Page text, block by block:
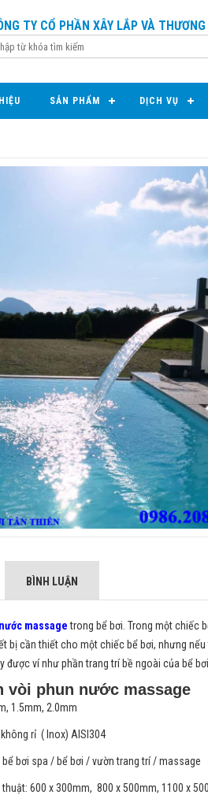
TY CỔ PHẦN XÂY LẮP VÀ
SẢN PHẨM DỊCH VỤ
BÌNH LUẬN
massagetrong bể bơi. Trong một chiếc
bị cần thiết cho một chiếc bể bơi, nhưng
được ví như phần trang trí bề ngoài của bể
vòi phun nước massage
1.5mm, 2.0mm
rỉ ( Inox) AISI304
bể bơi spa / bể bơi / vườn trang trí / massage
600 x 300mm, 800 x 500mm, 1100 x